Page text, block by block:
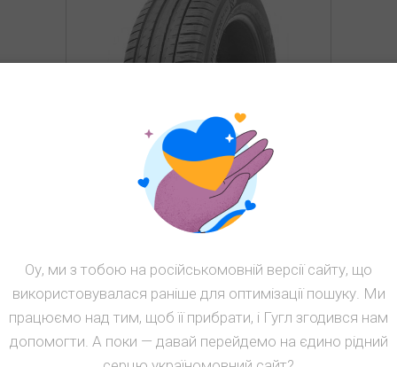
99грн
КУПИТЬ
Оу, ми з тобою на російськомовній версії сайту, що
використовувалася раніше для оптимізації пошуку. Ми
працюємо над тим, щоб її прибрати, і Гугл згодився нам
допомогти. А поки — давай перейдемо на єдино рідний